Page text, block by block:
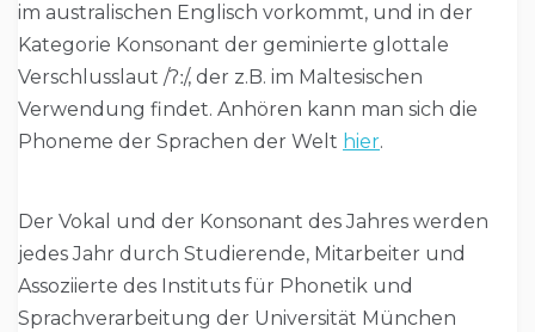
im australischen Englisch vorkommt, und in der
Kategorie Konsonant der geminierte glottale
Verschlusslaut /ʔː/, der z.B. im Maltesischen
Verwendung findet. Anhören kann man sich die
Phoneme der Sprachen der Welt hier.
Der Vokal und der Konsonant des Jahres werden
jedes Jahr durch Studierende, Mitarbeiter und
Assoziierte des Instituts für Phonetik und
Sprachverarbeitung der Universität München